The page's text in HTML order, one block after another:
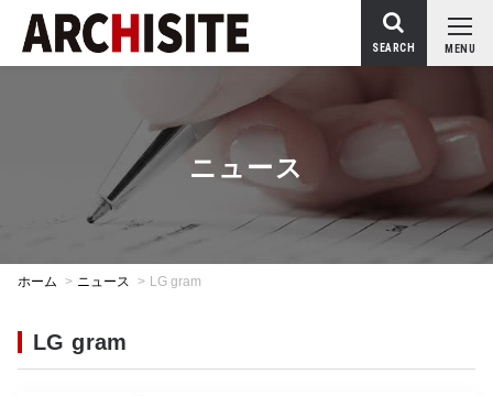
MENU
SEARCH
ニュース
ホーム > ニュース > LG gram
LG gram